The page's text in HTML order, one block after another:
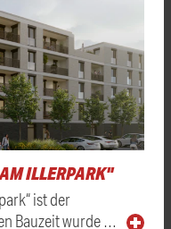
ILLERPARK"
ist der
Bauzeit wurde …